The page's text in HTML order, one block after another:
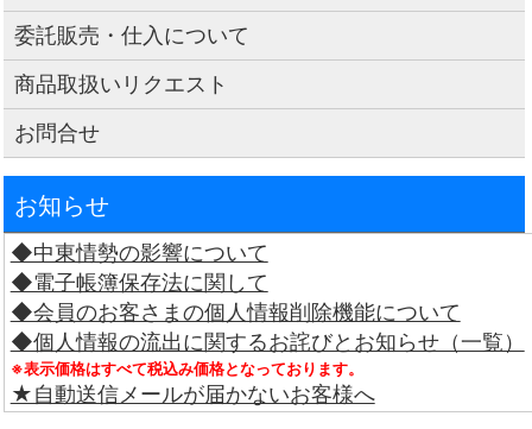
委託販売・仕入について
商品取扱いリクエスト
お問合せ
お知らせ
◆中東情勢の影響について
◆電子帳簿保存法に関して
◆会員のお客さまの個人情報削除機能について
◆個人情報の流出に関するお詫びとお知らせ（一覧）
※表示価格はすべて税込み価格となっております。
★自動送信メールが届かないお客様へ